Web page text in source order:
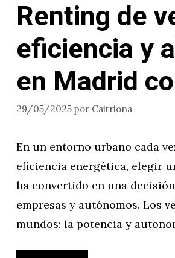
Renting de
eficiencia y
en Madrid
29/05/2025 por Caitriona
En un entorno urbano cada
eficiencia energética, elegir
ha convertido en una
empresas y autónomos. Los
mundos: la potencia y